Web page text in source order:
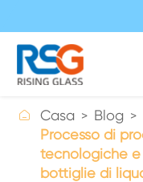
 Casa
Blog
Processo di
tecnologiche
bottiglie di